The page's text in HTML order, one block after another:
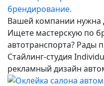
брендирование.
Вашей компании нужна
Ищете мастерскую по
автотранспорта? Рады
Стайлинг-студия
рекламный дизайн